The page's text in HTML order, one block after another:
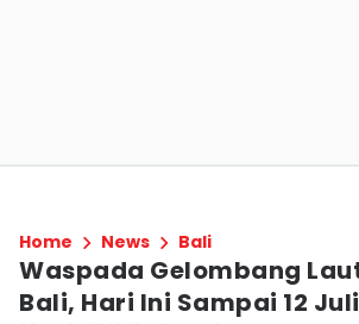
Home News Bali
Waspada Gelombang
Bali, Hari Ini Sampai 12